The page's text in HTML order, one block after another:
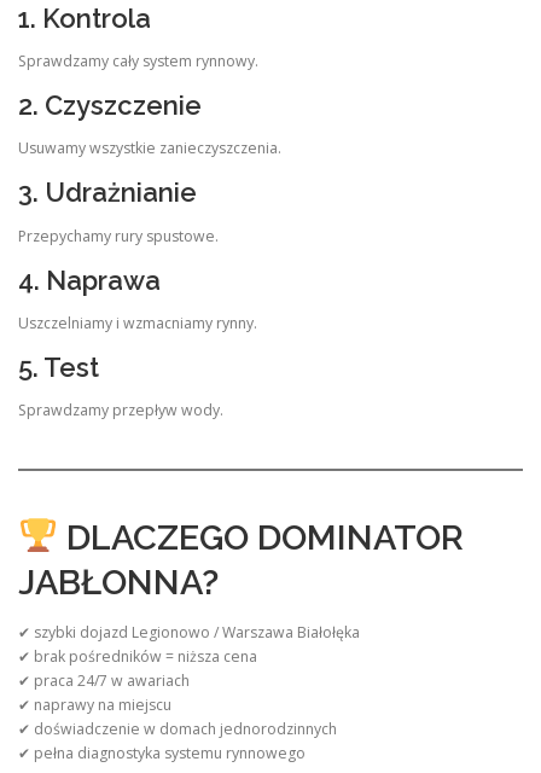
1. Kontrola
Sprawdzamy cały system rynnowy.
2. Czyszczenie
Usuwamy wszystkie zanieczyszczenia.
3. Udrażnianie
Przepychamy rury spustowe.
4. Naprawa
Uszczelniamy i wzmacniamy rynny.
5. Test
Sprawdzamy przepływ wody.
DLACZEGO DOMINATOR
JABŁONNA?
✔ szybki dojazd Legionowo / Warszawa Białołęka
✔ brak pośredników = niższa cena
✔ praca 24/7 w awariach
✔ naprawy na miejscu
✔ doświadczenie w domach jednorodzinnych
✔ pełna diagnostyka systemu rynnowego